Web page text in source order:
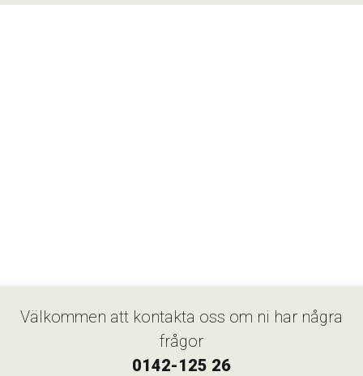
Välkommen att kontakta oss om ni har några
frågor
0142-125 26